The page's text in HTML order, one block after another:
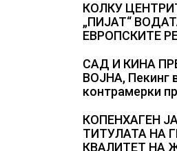
КОЛКУ
„ПИЈАТ“
ЕВРОПСКИТЕ
изградени
САД И КИНА
ВОЈНА, Пекинг
контрамерки
КОПЕНХАГЕН
ТИТУЛАТА НА
КВАЛИТЕТ НА